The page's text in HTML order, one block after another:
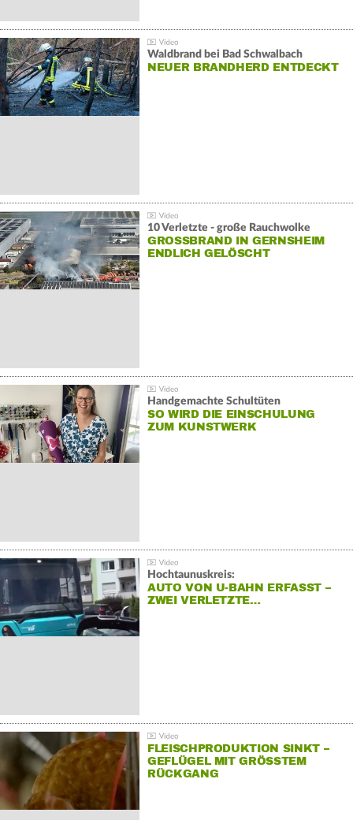
Waldbrand bei Bad Schwalbach
NEUER BRANDHERD ENTDECKT
10 Verletzte - große Rauchwolke
GROSSBRAND IN GERNSHEIM E
NDLICH GELÖSCHT
Handgemachte Schultüten
SO WIRD DIE EINSCHULUNG
ZUM KUNSTWERK
Hochtaunuskreis:
AUTO VON U-BAHN ERFASST –
ZWEI VERLETZTE…
FLEISCHPRODUKTION SINKT –
GEFLÜGEL MIT GRÖSSTEM R
ÜCKGANG